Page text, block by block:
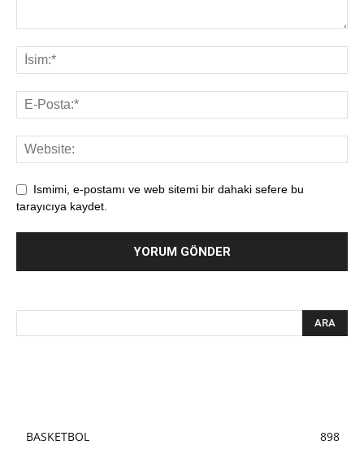
Ismimi, e-postamı ve web sitemi bir dahaki sefere bu
tarayıcıya kaydet.
BASKETBOL
898